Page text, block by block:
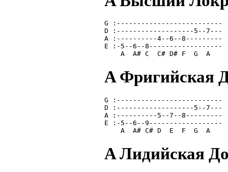
G :--------------------------
D :-------------------5--7---
A :----------4--6--8---------
E :-5--6--8------------------
    A  A# C  C# D# F  G  A
A Фригийская
G :--------------------------
D :-------------------5--7---
A :----------5--7--8---------
E :-5--6--9------------------
    A  A# C# D  E  F  G  A
A Лидийская